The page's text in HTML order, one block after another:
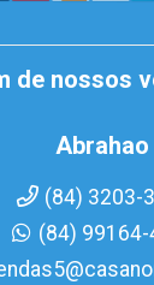
de nossos
Abrahao
(84) 3203-
(84) 99164-